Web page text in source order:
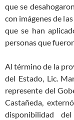
que se
con imágenes de
que se han
personas que
Al término de la
del Estado, Lic.
represente del
Castañeda,
disponibilidad